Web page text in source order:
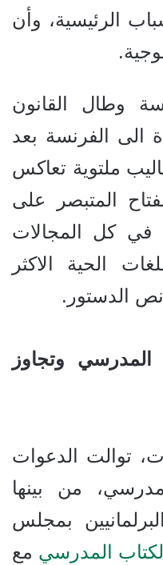
الرئيسية، وأن
وطال القانون
العودة الى الفرنسة بعد
ملتوية تعاكس
المتبصر على
في كل المجالات
الحية الاكثر
الدستور.
وتجاوز
توالت الدعوات
من بينها
بمجلس
المدرسي مع